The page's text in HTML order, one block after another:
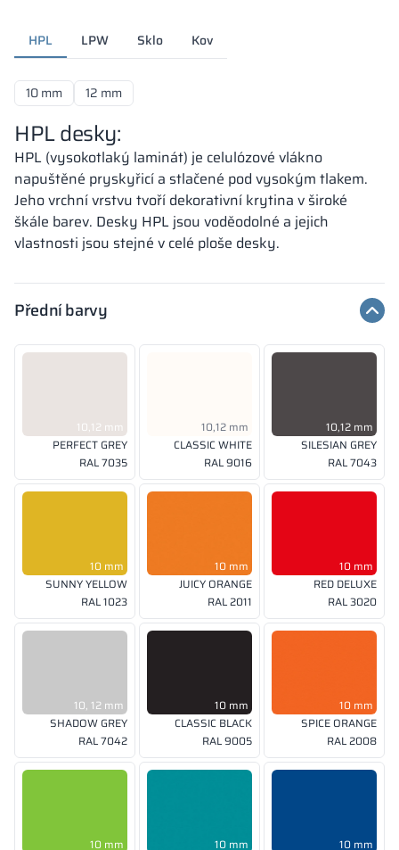
HPL LPW Sklo Kov
10 mm 12 mm
HPL desky:
HPL (vysokotlaký laminát) je celulózové vlákno
napuštěné pryskyřicí a stlačené pod vysokým tlakem.
Jeho vrchní vrstvu tvoří dekorativní krytina v široké
škále barev. Desky HPL jsou voděodolné a jejich
vlastnosti jsou stejné v celé ploše desky.
Přední barvy
10,12 mm
PERFECT GREY
RAL 7035
10,12 mm
CLASSIC WHITE
RAL 9016
10,12 mm
SILESIAN GREY
RAL 7043
10 mm
SUNNY YELLOW
RAL 1023
10 mm
JUICY ORANGE
RAL 2011
10 mm
RED DELUXE
RAL 3020
10, 12 mm
SHADOW GREY
RAL 7042
10 mm
CLASSIC BLACK
RAL 9005
10 mm
SPICE ORANGE
RAL 2008
10 mm 10 mm 10 mm